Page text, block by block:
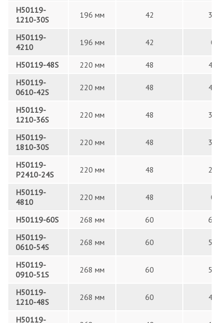
H50119-
1210-30S
196 мм 42 30
H50119-
4210
196 мм 42 0
H50119-48S 220 мм 48
48
H50119-
0610-42S
220 мм 48 42
H50119-
1210-36S
220 мм 48 36
H50119-
1810-30S
220 мм 48 30
H50119-
P2410-24S
220 мм 48 24
H50119-
4810
220 мм 48 0
H50119-60S 268 мм 60
60
H50119-
0610-54S
268 мм 60 54
H50119-
0910-51S
268 мм 60 51
H50119-
1210-48S
268 мм 60 48
H50119-